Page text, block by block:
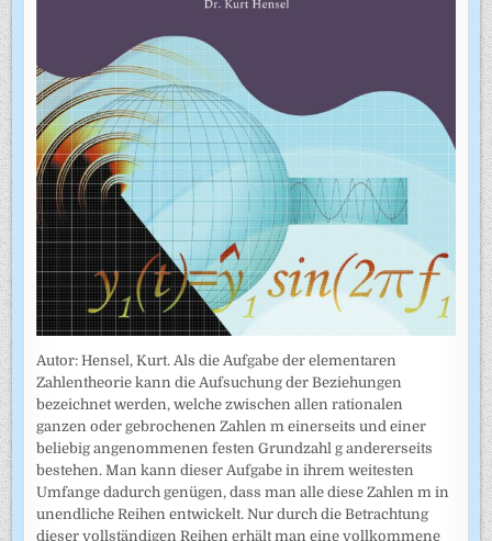
Autor: Hensel, Kurt. Als die Aufgabe der elementaren
Zahlentheorie kann die Aufsuchung der Beziehungen
bezeichnet werden, welche zwischen allen rationalen
ganzen oder gebrochenen Zahlen m einerseits und einer
beliebig angenommenen festen Grundzahl g andererseits
bestehen. Man kann dieser Aufgabe in ihrem weitesten
Umfange dadurch genügen, dass man alle diese Zahlen m in
unendliche Reihen entwickelt. Nur durch die Betrachtung
dieser vollständigen Reihen erhält man eine vollkommene